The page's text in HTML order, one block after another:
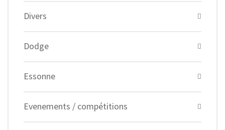
Divers
Dodge
Essonne
Evenements / compétitions